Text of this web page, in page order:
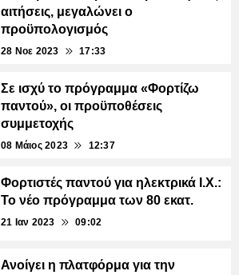
αιτήσεις, μεγαλώνει ο
προϋπολογισμός
28 Νοε 2023 17:33
Σε ισχύ το πρόγραμμα «Φορτίζω
παντού», οι προϋποθέσεις
συμμετοχής
08 Μάιος 2023 12:37
Φορτιστές παντού για ηλεκτρικά Ι.Χ.:
Το νέο πρόγραμμα των 80 εκατ.
21 Ιαν 2023 09:02
Ανοίγει η πλατφόρμα για την